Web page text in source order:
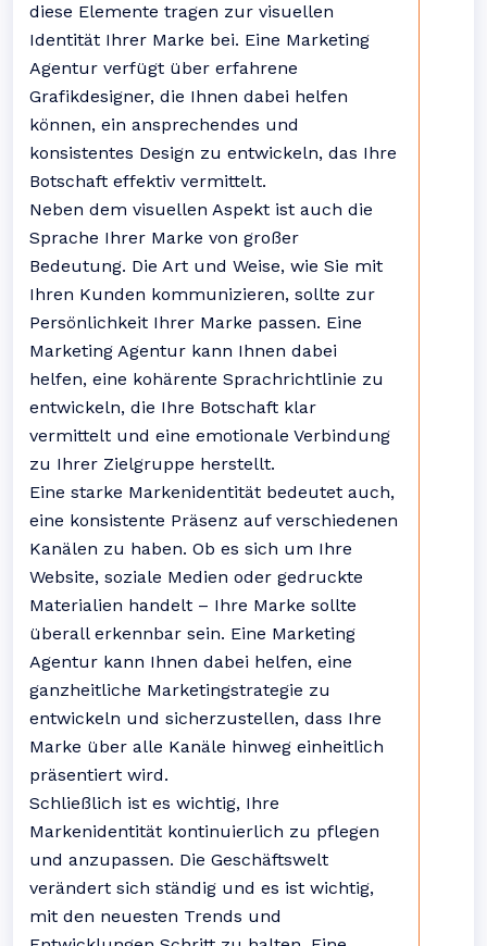
diese Elemente tragen zur visuellen
Identität Ihrer Marke bei. Eine Marketing
Agentur verfügt über erfahrene
Grafikdesigner, die Ihnen dabei helfen
können, ein ansprechendes und
konsistentes Design zu entwickeln, das Ihre
Botschaft effektiv vermittelt.
Neben dem visuellen Aspekt ist auch die
Sprache Ihrer Marke von großer
Bedeutung. Die Art und Weise, wie Sie mit
Ihren Kunden kommunizieren, sollte zur
Persönlichkeit Ihrer Marke passen. Eine
Marketing Agentur kann Ihnen dabei
helfen, eine kohärente Sprachrichtlinie zu
entwickeln, die Ihre Botschaft klar
vermittelt und eine emotionale Verbindung
zu Ihrer Zielgruppe herstellt.
Eine starke Markenidentität bedeutet auch,
eine konsistente Präsenz auf verschiedenen
Kanälen zu haben. Ob es sich um Ihre
Website, soziale Medien oder gedruckte
Materialien handelt – Ihre Marke sollte
überall erkennbar sein. Eine Marketing
Agentur kann Ihnen dabei helfen, eine
ganzheitliche Marketingstrategie zu
entwickeln und sicherzustellen, dass Ihre
Marke über alle Kanäle hinweg einheitlich
präsentiert wird.
Schließlich ist es wichtig, Ihre
Markenidentität kontinuierlich zu pflegen
und anzupassen. Die Geschäftswelt
verändert sich ständig und es ist wichtig,
mit den neuesten Trends und